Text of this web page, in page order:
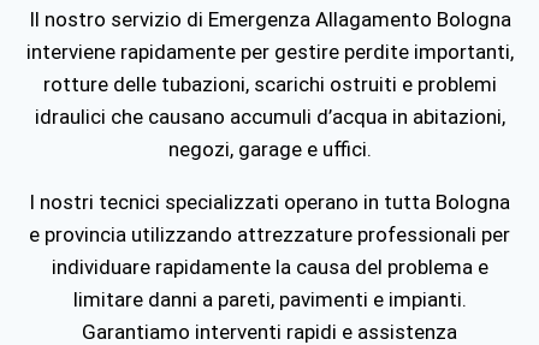
Il nostro servizio di Emergenza Allagamento Bologna
interviene rapidamente per gestire perdite importanti,
rotture delle tubazioni, scarichi ostruiti e problemi
idraulici che causano accumuli d’acqua in abitazioni,
negozi, garage e uffici.
I nostri tecnici specializzati operano in tutta Bologna
e provincia utilizzando attrezzature professionali per
individuare rapidamente la causa del problema e
limitare danni a pareti, pavimenti e impianti.
Garantiamo interventi rapidi e assistenza